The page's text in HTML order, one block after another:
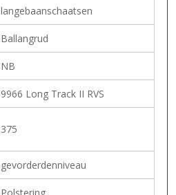
langebaanschaatsen
Ballangrud
NB
9966 Long Track II RVS
375
gevorderdenniveau